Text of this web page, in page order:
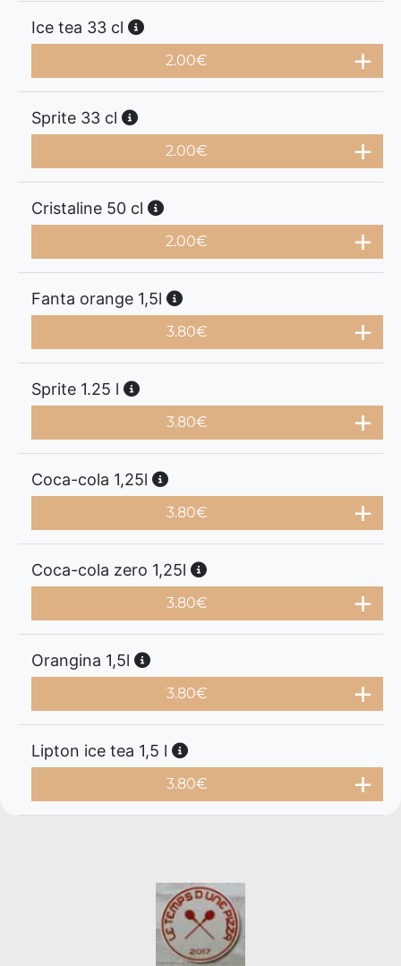
Ice tea 33 cl
2.00€
Sprite 33 cl
2.00€
Cristaline 50 cl
2.00€
Fanta orange 1,5l
3.80€
Sprite 1.25 l
3.80€
Coca-cola 1,25l
3.80€
Coca-cola zero 1,25l
3.80€
Orangina 1,5l
3.80€
Lipton ice tea 1,5 l
3.80€